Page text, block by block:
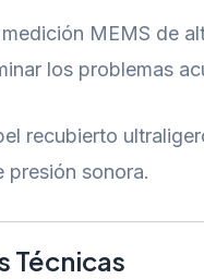
MEMS de
los problemas
recubierto
presión sonora.
Técnicas